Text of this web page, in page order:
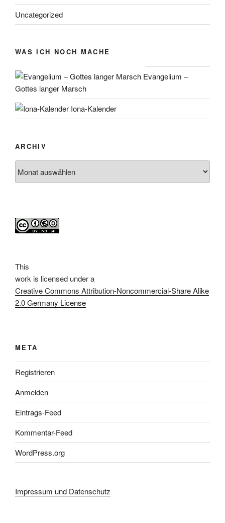
Uncategorized
WAS ICH NOCH MACHE
Evangelium –
Gottes langer Marsch
Iona-Kalender
ARCHIV
This
work is licensed under a
Creative Commons Attribution-Noncommercial-Share Alike
2.0 Germany License
META
Registrieren
Anmelden
Eintrags-Feed
Kommentar-Feed
WordPress.org
Impressum und Datenschutz